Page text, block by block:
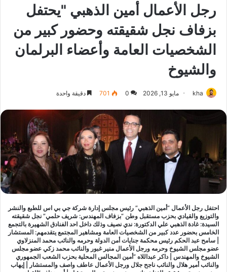
رجل الأعمال أمين الذهبي "يحتفل
بزفاف نجل شقيقته وحضور كبير من
الشخصيات العامة وأعضاء البرلمان
والشيوخ
kha مايو 13, 2026 0
701 دقيقة واحدة
احتفل رجل الأعمال “أمين الذهبي” رئيس مجلس إدارة شركة جي بي اس للطبع والنشر
والتوزيع والقيادي بحزب مستقبل وطن “بزفاف المهندس: شريف حلمي” نجل شقيقته
السيدة: غادة الذهبي علي الدكتورة: ندي نصيف وذلك داخل احد الفنادق الشهيرة بالتجمع
الخامس بحضور عدد كبير من الشخصيات العامة ومشاهير المجتمع يتقدمهم: المستشار
| سامح عبد الحكم رئيس محكمة جنايات أمن الدولة وحرمه والنائب محمد المنزلاوي
عضو مجلس الشيوخ وحرمه ورجل الأعمال منير غبور والنائب محمد زكي عضو مجلس
الشيوخ والمهندس | داكر عبداللاه “أمين المجالس المحلية بحزب الشعب الجمهوري
والنائب أمير هلال والنائب ناجح جلال ورجل الأعمال عاطف واصف والمستشار | إيهاب